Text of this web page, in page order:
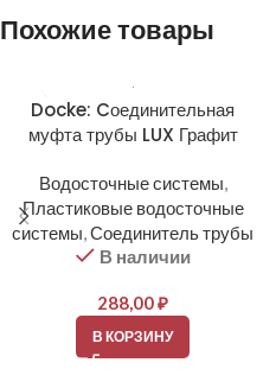
Похожие товары
Docke: Cоединительная
муфта трубы LUX Графит
Водосточные системы,
Пластиковые водосточные
системы,Соединитель трубы
В наличии
288,00₽
В КОРЗИНУ